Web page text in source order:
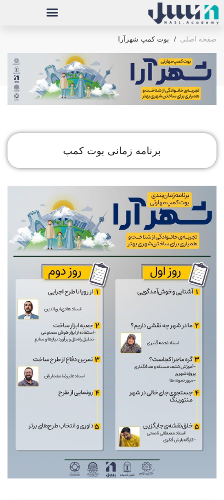
صفحه اصلی بوت کمپ شهرآرا
برنامه زمانی بوت کمپ